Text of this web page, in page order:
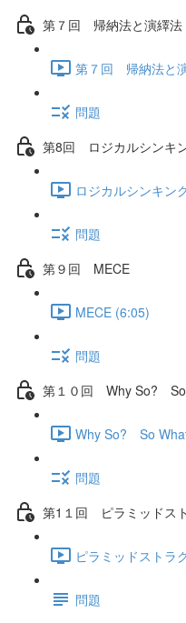
第７回 帰納法と演繹法
第７回 帰納法と
問題
第8回 ロジカルシンキ
ロジカルシンキン
問題
第９回 MECE
MECE (6:05)
問題
第１０回 Why So?
Why So? So
問題
第1１回 ピラミッドス
ピラミッドストラ
問題